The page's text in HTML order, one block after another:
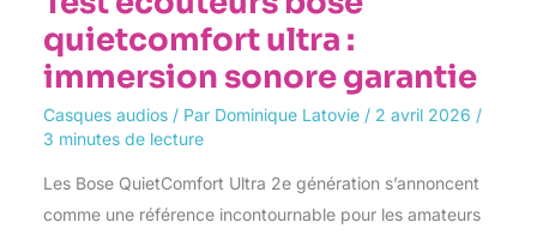
quietcomfort ultra :
immersion sonore garantie
Casques audios/ Par Dominique Latovie / 2 avril 2026 /
3 minutes de lecture
Les Bose QuietComfort Ultra 2e génération s’annoncent
comme une référence incontournable pour les amateurs